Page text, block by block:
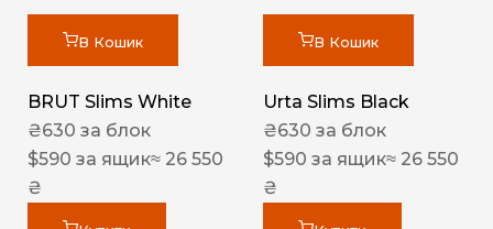
В Кошик
BRUT Slims White
₴630 за блок
$590 за ящик≈ 26 550
₴
В Кошик
Urta Slims Black
₴630 за блок
$590 за ящик≈ 26 550
₴